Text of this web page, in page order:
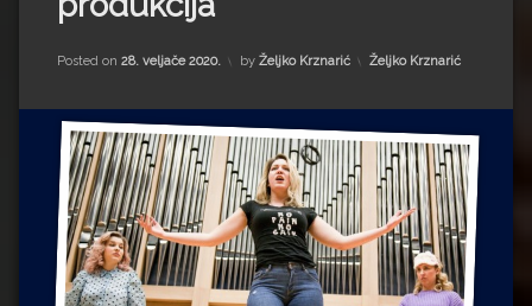
Impressum
Milenko Strižak
Drugi autori
Drugi autori
Matea Andrić
Ljiljana Lekanić-Kljaić
Željko Krznarić
Mario Lovreković
Posted on 28. veljače 2020. by Željko Krznarić Kategorije:
Željko Krznarić